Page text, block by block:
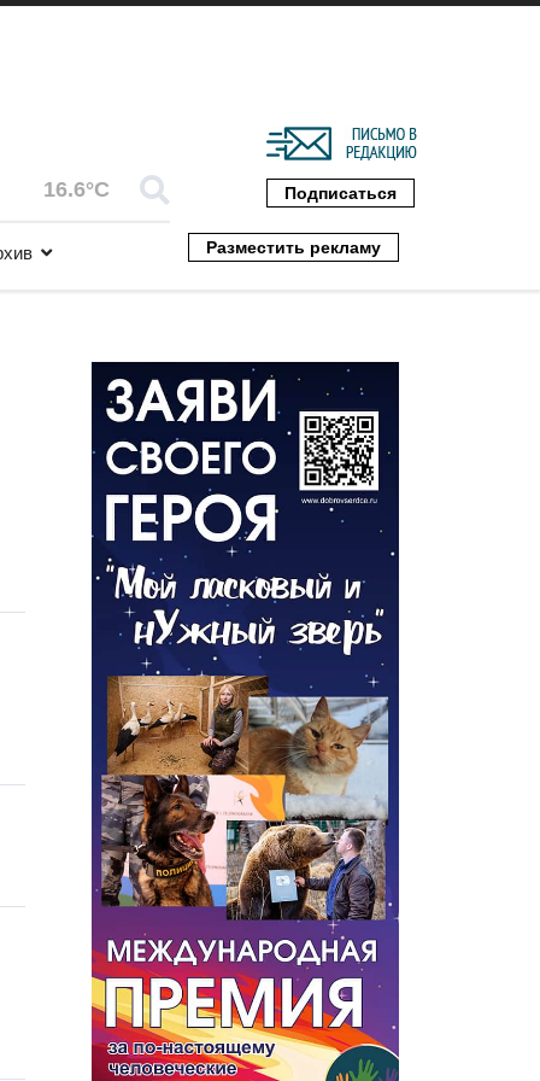
16.6°C Подписаться
Разместить рекламу